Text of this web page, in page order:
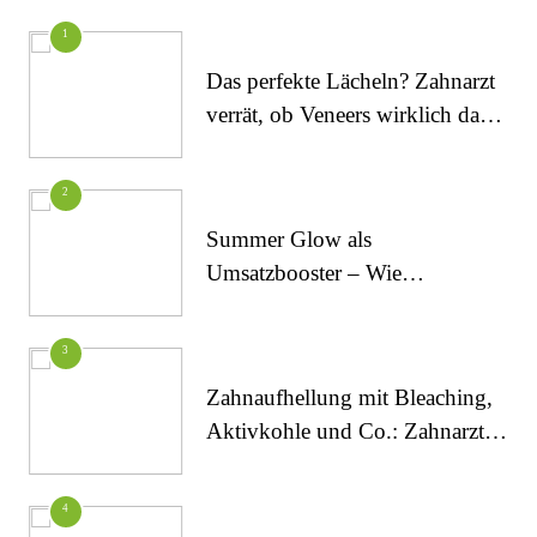
1
Das perfekte Lächeln? Zahnarzt
verrät, ob Veneers wirklich das
2
Summer Glow als
Umsatzbooster – Wie
3
Zahnaufhellung mit Bleaching,
Aktivkohle und Co.: Zahnarzt
4
FITNESS
Die perfekten Liegestütze